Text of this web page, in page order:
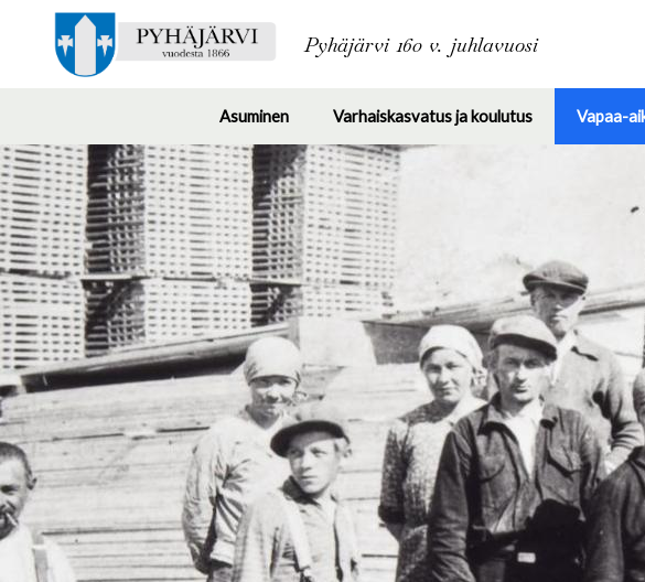
Pyhäjärvi 160 v. juhlavuosi
Asuminen
Toggle
submenu
Varhaiskasvatus ja koulutus
Toggle
submenu
Vapaa-